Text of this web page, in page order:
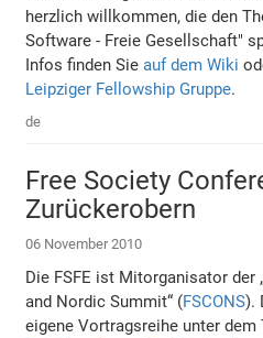
herzlich willkommen, die den
Software - Freie Gesellschaft"
Infos finden Sieauf dem Wiki
Leipziger Fellowship Gruppe.
de
Free Society
Zurückerobern
06 November 2010
Die FSFE ist Mitorganisator der
and Nordic Summit“ (FSCONS).
eigene Vortragsreihe unter dem